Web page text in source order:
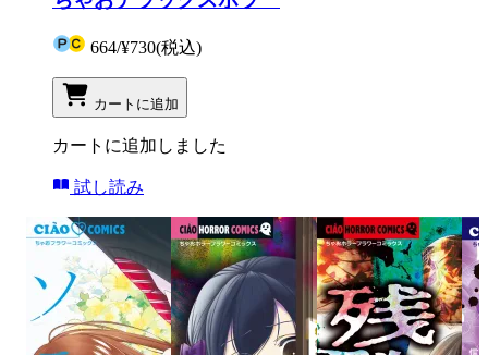
664/¥730(税込)
カートに追加
カートに追加しました
試し読み